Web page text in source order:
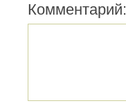
Комментарий: